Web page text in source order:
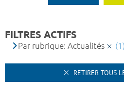
FILTRES ACTIFS
Par rubrique: Actualités (1)
RETIRER TOUS